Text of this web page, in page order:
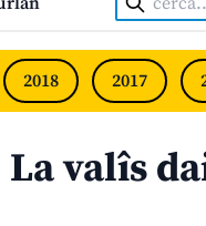
2018 2017
La valîs